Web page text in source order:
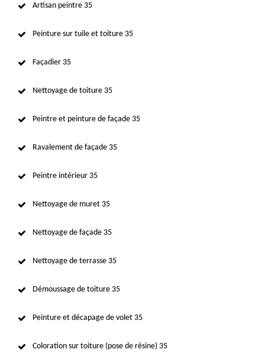
Artisan peintre 35
Peinture sur tuile et toiture 35
Façadier 35
Nettoyage de toiture 35
Peintre et peinture de façade 35
Ravalement de façade 35
Peintre intérieur 35
Nettoyage de muret 35
Nettoyage de façade 35
Nettoyage de terrasse 35
Démoussage de toiture 35
Peinture et décapage de volet 35
Coloration sur toiture (pose de résine) 35